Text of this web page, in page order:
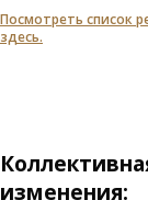
Посмотреть список
здесь.
изменения: